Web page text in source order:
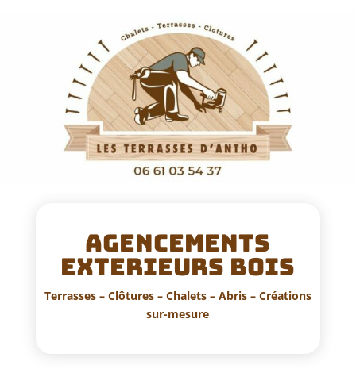
AGENCEMENTS
EXTERIEURS BOIS
Terrasses – Clôtures – Chalets – Abris – Créations
sur-mesure